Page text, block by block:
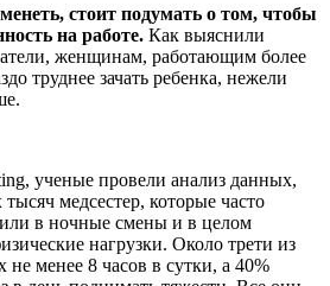
стоит подумать о том, чтобы
на работе. Как выяснили
женщинам, работающим более
труднее зачать ребенка, нежели
ученые провели анализ данных,
медсестер, которые часто
в ночные смены и в целом
нагрузки. Около трети из
менее 8 часов в сутки, а 40%